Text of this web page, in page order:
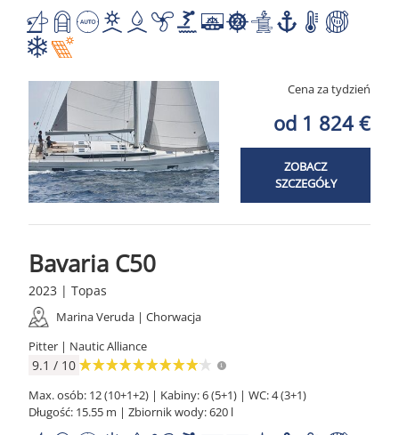
Cena za tydzień
od 1 824 €
ZOBACZ
SZCZEGÓŁY
Bavaria C50
2023 | Topas
Marina Veruda | Chorwacja
Pitter | Nautic Alliance
9.1 / 10
Max. osób: 12 (10+1+2) | Kabiny: 6 (5+1) | WC: 4 (3+1)
Długość: 15.55 m | Zbiornik wody: 620 l